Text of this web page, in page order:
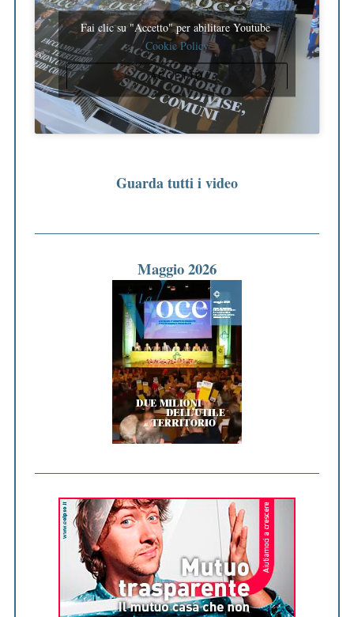
Fai clic su "Accetto" per abilitare Youtube
Cookie Policy
ACCETTO
Guarda tutti i video
Maggio 2026